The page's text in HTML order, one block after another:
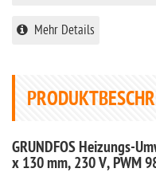
Mehr Details
GRUNDFOS Heizungs-
x 130 mm, 230 V, PWM